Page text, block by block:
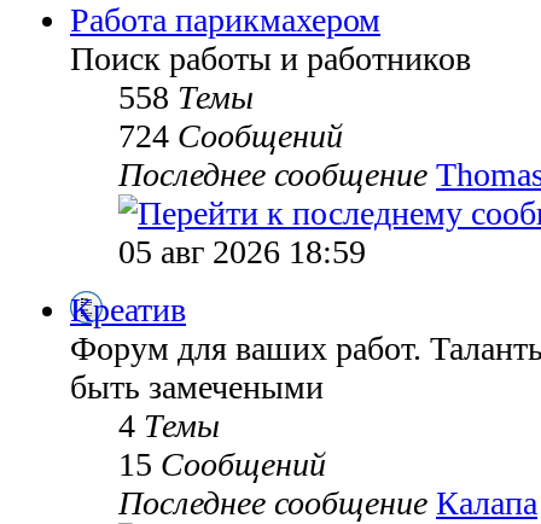
Работа парикмахером
Поиск работы и работников
558 Темы
724 Сообщений
Последнее сообщение
05 авг 2026 18:59
Креатив
Форум для ваших работ.
быть замечеными
4 Темы
15 Сообщений
Последнее сообщение Калапа